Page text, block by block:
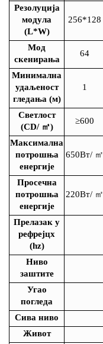
Резолуција
модула
(L*W)
256*128
Мод
скенирања
64
Минимална
удаљеност
гледања (м)
1
Светлост
(CD/ ㎡)
≥600
Максимална
потрошња
енергије
650Вт/ ㎡
Просечна
потрошња
енергије
220Вт/ ㎡
Прелазак у
рефрејцх
(hz)
Ниво
заштите
Угао
погледа
Сива ниво
Живот